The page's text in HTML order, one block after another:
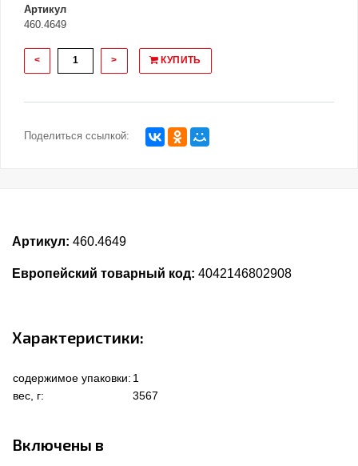
Артикул
460.4649
< > КУПИТЬ
Поделиться ссылкой:
Артикул: 460.4649
Европейский товарный код: 4042146802908
Характеристики:
содержимое упаковки: 1
вес, г:
3567
Включены в